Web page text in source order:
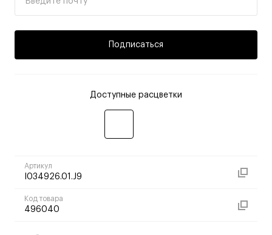
Подписаться
Доступные расцветки
Артикул
I034926.01.J9
Код товара
496040